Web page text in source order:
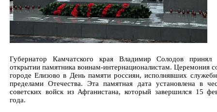
Губернатор Камчатского края Владимир Солодов принял
открытии памятника воинам-интернационалистам. Церемония
городе Елизово в День памяти россиян, исполнявших
пределами Отечества. Эта памятная дата установлена в
советских войск из Афганистана, который завершился 15
года.